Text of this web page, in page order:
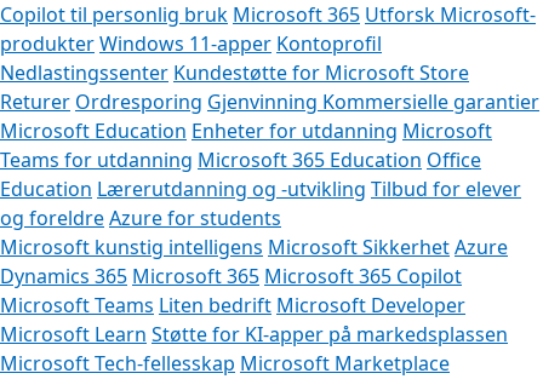
Copilot til personlig bruk Microsoft 365 Utforsk Microsoft-
produkterWindows 11-apper Kontoprofil
Nedlastingssenter Kundestøtte for Microsoft Store
Returer Ordresporing Gjenvinning Kommersielle garantier
Microsoft Education Enheter for utdanning Microsoft
Teams for utdanning Microsoft 365 Education Office
Education Lærerutdanning og -utvikling Tilbud for elever
og foreldreAzure for students
Microsoft kunstig intelligens Microsoft SikkerhetAzure
Dynamics 365 Microsoft 365 Microsoft 365 Copilot
Microsoft Teams Liten bedrift Microsoft Developer
Microsoft Learn Støtte for KI-apper på markedsplassen
Microsoft Tech-fellesskap Microsoft Marketplace